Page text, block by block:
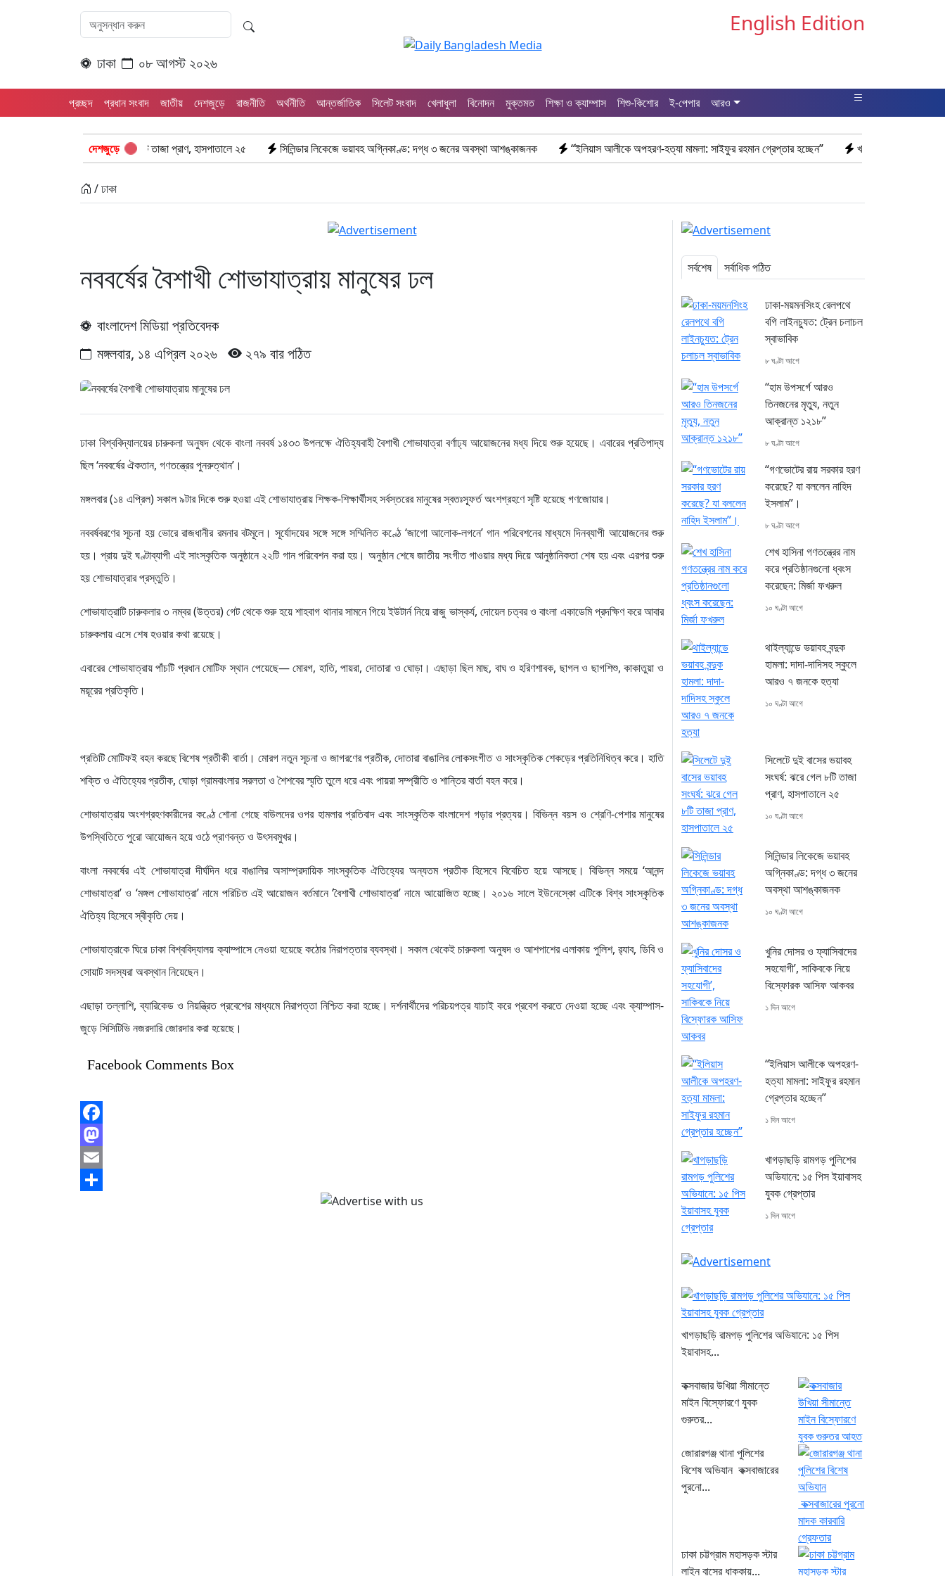
ঢাকা ০৮ আগস্ট ২০২৬
English Edition
প্রচ্ছদ প্রধান সংবাদ জাতীয় দেশজুড়ে রাজনীতি অর্থনীতি আন্তর্জাতিক সিলেট সংবাদ খেলাধুলা বিনোদন মুক্তমত শিক্ষা ও ক্যাম্পাস শিশু-কিশোর ই-পেপার আরও
দেশজুড়ে
সংঘর্ষ: ঝরে গেল ৮টি তাজা প্রাণ, হাসপাতালে ২৫ সিলিন্ডার লিকেজে ভয়াবহ অগ্নিকাণ্ড: দগ্ধ ৩ জনের অবস্থা আশঙ্কাজনক “ইলিয়াস আলীকে অপহরণ-হত্যা মামলা: সাইফুর রহমান গ্রেপ্তার হচ্ছেন” খাগড়াছড়ি রামগড় পুলিশের অভিযানে: ১৫
/ ঢাকা
নববর্ষের বৈশাখী শোভাযাত্রায় মানুষের ঢল
বাংলাদেশ মিডিয়া প্রতিবেদক
মঙ্গলবার, ১৪ এপ্রিল ২০২৬
২৭৯ বার পঠিত
ঢাকা বিশ্ববিদ্যালয়ের চারুকলা অনুষদ থেকে বাংলা নববর্ষ ১৪৩৩ উপলক্ষে ঐতিহ্যবাহী বৈশাখী শোভাযাত্রা বর্ণাঢ্য আয়োজনের মধ্য দিয়ে শুরু হয়েছে। এবারের প্রতিপাদ্য
ছিল ‘নববর্ষের ঐকতান, গণতন্ত্রের পুনরুত্থান’।
মঙ্গলবার (১৪ এপ্রিল) সকাল ৯টার দিকে শুরু হওয়া এই শোভাযাত্রায় শিক্ষক-শিক্ষার্থীসহ সর্বস্তরের মানুষের স্বতঃস্ফূর্ত অংশগ্রহণে সৃষ্টি হয়েছে গণজোয়ার।
নববর্ষবরণের সূচনা হয় ভোরে রাজধানীর রমনার বটমূলে। সূর্যোদয়ের সঙ্গে সঙ্গে সম্মিলিত কণ্ঠে ‘জাগো আলোক-লগনে’ গান পরিবেশনের মাধ্যমে দিনব্যাপী আয়োজনের শুরু
হয়। প্রায় দুই ঘণ্টাব্যাপী এই সাংস্কৃতিক অনুষ্ঠানে ২২টি গান পরিবেশন করা হয়। অনুষ্ঠান শেষে জাতীয় সংগীত গাওয়ার মধ্য দিয়ে আনুষ্ঠানিকতা শেষ হয় এবং এরপর শুরু
হয় শোভাযাত্রার প্রস্তুতি।
শোভাযাত্রাটি চারুকলার ৩ নম্বর (উত্তর) গেট থেকে শুরু হয়ে শাহবাগ থানার সামনে গিয়ে ইউটার্ন নিয়ে রাজু ভাস্কর্য, দোয়েল চত্বর ও বাংলা একাডেমি প্রদক্ষিণ করে আবার
চারুকলায় এসে শেষ হওয়ার কথা রয়েছে।
এবারের শোভাযাত্রায় পাঁচটি প্রধান মোটিফ স্থান পেয়েছে— মোরগ, হাতি, পায়রা, দোতারা ও ঘোড়া। এছাড়া ছিল মাছ, বাঘ ও হরিণশাবক, ছাগল ও ছাগশিশু, কাকাতুয়া ও
ময়ূরের প্রতিকৃতি।
প্রতিটি মোটিফই বহন করছে বিশেষ প্রতীকী বার্তা। মোরগ নতুন সূচনা ও জাগরণের প্রতীক, দোতারা বাঙালির লোকসংগীত ও সাংস্কৃতিক শেকড়ের প্রতিনিধিত্ব করে। হাতি
শক্তি ও ঐতিহ্যের প্রতীক, ঘোড়া গ্রামবাংলার সরলতা ও শৈশবের স্মৃতি তুলে ধরে এবং পায়রা সম্প্রীতি ও শান্তির বার্তা বহন করে।
শোভাযাত্রায় অংশগ্রহণকারীদের কণ্ঠে শোনা গেছে বাউলদের ওপর হামলার প্রতিবাদ এবং সাংস্কৃতিক বাংলাদেশ গড়ার প্রত্যয়। বিভিন্ন বয়স ও শ্রেণি-পেশার মানুষের
উপস্থিতিতে পুরো আয়োজন হয়ে ওঠে প্রাণবন্ত ও উৎসবমুখর।
বাংলা নববর্ষের এই শোভাযাত্রা দীর্ঘদিন ধরে বাঙালির অসাম্প্রদায়িক সাংস্কৃতিক ঐতিহ্যের অন্যতম প্রতীক হিসেবে বিবেচিত হয়ে আসছে। বিভিন্ন সময়ে ‘আনন্দ
শোভাযাত্রা’ ও ‘মঙ্গল শোভাযাত্রা’ নামে পরিচিত এই আয়োজন বর্তমানে ‘বৈশাখী শোভাযাত্রা’ নামে আয়োজিত হচ্ছে। ২০১৬ সালে ইউনেস্কো এটিকে বিশ্ব সাংস্কৃতিক
ঐতিহ্য হিসেবে স্বীকৃতি দেয়।
শোভাযাত্রাকে ঘিরে ঢাকা বিশ্ববিদ্যালয় ক্যাম্পাসে নেওয়া হয়েছে কঠোর নিরাপত্তার ব্যবস্থা। সকাল থেকেই চারুকলা অনুষদ ও আশপাশের এলাকায় পুলিশ, র‍্যাব, ডিবি ও
সোয়াট সদস্যরা অবস্থান নিয়েছেন।
এছাড়া তল্লাশি, ব্যারিকেড ও নিয়ন্ত্রিত প্রবেশের মাধ্যমে নিরাপত্তা নিশ্চিত করা হচ্ছে। দর্শনার্থীদের পরিচয়পত্র যাচাই করে প্রবেশ করতে দেওয়া হচ্ছে এবং ক্যাম্পাস-
জুড়ে সিসিটিভি নজরদারি জোরদার করা হয়েছে।
Facebook Comments Box
Facebook
Mastodon
Email
সর্বশেষ সর্বাধিক পঠিত
ঢাকা-ময়মনসিংহ রেলপথে
বগি লাইনচ্যুত: ট্রেন চলাচল
স্বাভাবিক
৮ ঘণ্টা আগে
“হাম উপসর্গে আরও
তিনজনের মৃত্যু, নতুন
আক্রান্ত ১২১৮”
৮ ঘণ্টা আগে
“গণভোটের রায় সরকার হরণ
করেছে? যা বললেন নাহিদ
ইসলাম”।
৮ ঘণ্টা আগে
শেখ হাসিনা গণতন্ত্রের নাম
করে প্রতিষ্ঠানগুলো ধ্বংস
করেছেন: মির্জা ফখরুল
১০ ঘণ্টা আগে
থাইল্যান্ডে ভয়াবহ বন্দুক
হামলা: দাদা-দাদিসহ স্কুলে
আরও ৭ জনকে হত্যা
১০ ঘণ্টা আগে
সিলেটে দুই বাসের ভয়াবহ
সংঘর্ষ: ঝরে গেল ৮টি তাজা
প্রাণ, হাসপাতালে ২৫
১০ ঘণ্টা আগে
সিলিন্ডার লিকেজে ভয়াবহ
অগ্নিকাণ্ড: দগ্ধ ৩ জনের
অবস্থা আশঙ্কাজনক
১০ ঘণ্টা আগে
খুনির দোসর ও ফ্যাসিবাদের
সহযোগী’, সাকিবকে নিয়ে
বিস্ফোরক আসিফ আকবর
১ দিন আগে
“ইলিয়াস আলীকে অপহরণ-
হত্যা মামলা: সাইফুর রহমান
গ্রেপ্তার হচ্ছেন”
১ দিন আগে
খাগড়াছড়ি রামগড় পুলিশের
অভিযানে: ১৫ পিস ইয়াবাসহ
যুবক গ্রেপ্তার
১ দিন আগে
খাগড়াছড়ি রামগড় পুলিশের অভিযানে: ১৫ পিস
ইয়াবাসহ...
কক্সবাজার উখিয়া সীমান্তে
মাইন বিস্ফোরণে যুবক
গুরুতর...
জোরারগঞ্জ থানা পুলিশের
বিশেষ অভিযান কক্সবাজারের
পুরনো...
ঢাকা চট্টগ্রাম মহাসড়ক স্টার
লাইন বাসের ধাক্কায়...